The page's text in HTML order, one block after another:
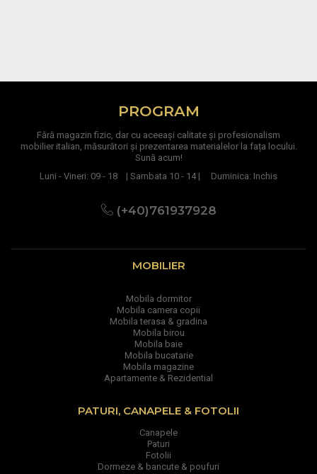
PROGRAM
Fără magazin fizic, dar cu aceeași calitate și profesionalism
mobilier italian, măsurători și prezentarea materialelor la fața locului.
Sună acum!
Luni - Vineri: 09 - 18 | Sambata 10 - 14 | Duminica: Inchis
(+40)761937928
MOBILIER
Mobila dormitor
Mobila camera copii
Mobila terasa & gradina
Mobila birou
Mobila baie
Mobila bucatarie
Mobila magazine
Apartamente & Rezidential
PATURI, CANAPELE & FOTOLII
Canapele
Paturi
Fotolii
Dormeze & bancute & poufuri